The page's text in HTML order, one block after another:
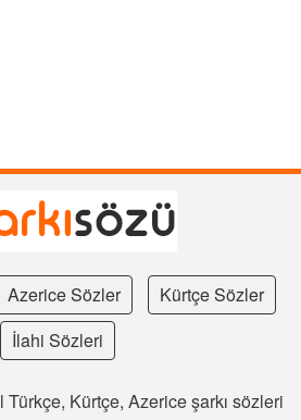
Azerice Sözler
Kürtçe Sözler
İlahi Sözleri
Türkçe, Kürtçe, Azerice şarkı sözleri